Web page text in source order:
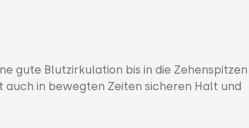
gute Blutzirkulation bis in die
in bewegten Zeiten sicheren Halt und